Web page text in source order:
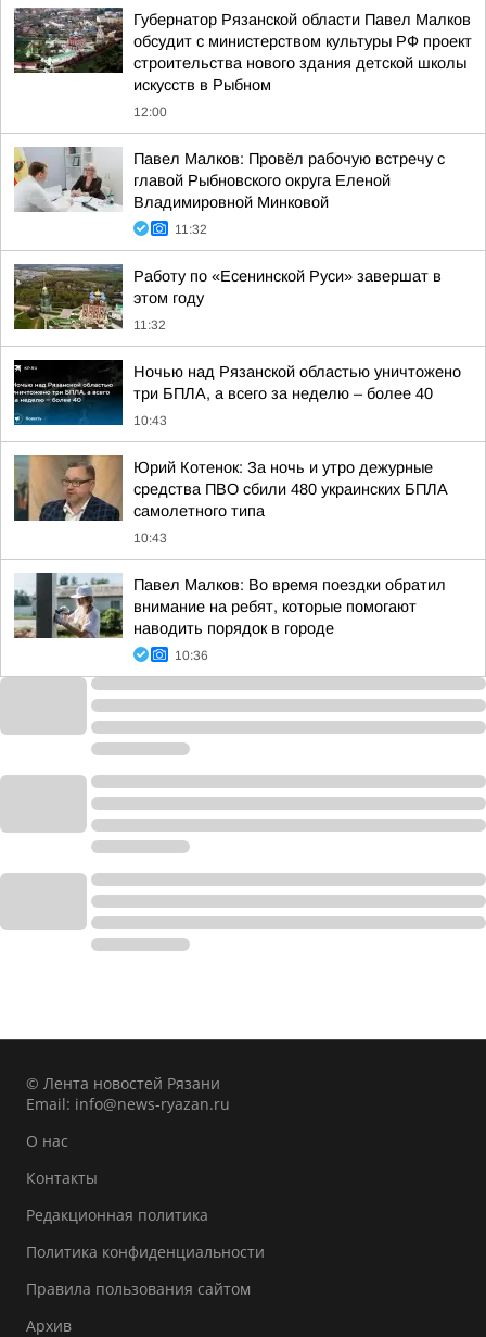
Губернатор Рязанской области Павел Малков
обсудит с министерством культуры РФ проект
строительства нового здания детской школы
искусств в Рыбном
12:00
Павел Малков: Провёл рабочую встречу с
главой Рыбновского округа Еленой
Владимировной Минковой
11:32
Работу по «Есенинской Руси» завершат в
этом году
11:32
Ночью над Рязанской областью уничтожено
три БПЛА, а всего за неделю – более 40
10:43
Юрий Котенок: За ночь и утро дежурные
средства ПВО сбили 480 украинских БПЛА
самолетного типа
10:43
Павел Малков: Во время поездки обратил
внимание на ребят, которые помогают
наводить порядок в городе
10:36
© Лента новостей Рязани
Email: info@news-ryazan.ru
О нас
Контакты
Редакционная политика
Политика конфиденциальности
Правила пользования сайтом
Архив